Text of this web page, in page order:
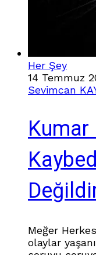
Her Şey
14 Temmuz
Sevimcan
Kumar
Meğer
olaylar